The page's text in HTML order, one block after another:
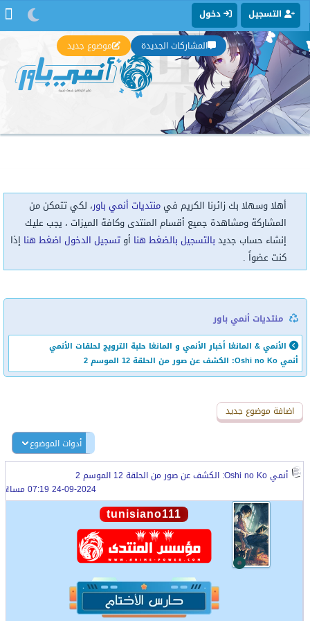
التسجيل دخول
المشاركات الجديدة موضوع جديد
أهلا وسهلا بك زائرنا الكريم فيمنتديات أنمي باور، لكي تتمكن من
المشاركة ومشاهدة جميع أقسام المنتدى وكافة الميزات ، يجب عليك
إنشاء حساب جديد بالتسجيل بالضغط هنا أوتسجيل الدخول اضغط هنا إذا
كنت عضواً .
منتديات أنمي باور
الأنمي & المانغا أخبار الأنمي و المانغا حلبة الترويج لحلقات الأنمي
أنمي Oshi no Ko: الكشف عن صور من الحلقة 12 الموسم 2
اضافة رد جديد
اضافة موضوع جديد
أدوات الموضوع
أنمي Oshi no Ko: الكشف عن صور من الحلقة 12 الموسم 2
24-09-2024 07:19 مساءً
tunisiano111